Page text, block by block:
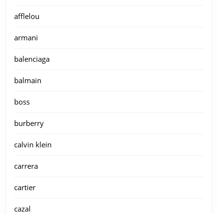
afflelou
armani
balenciaga
balmain
boss
burberry
calvin klein
carrera
cartier
cazal